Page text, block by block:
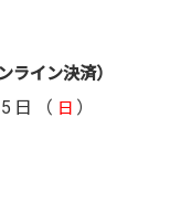
イン決済）
日（ 日 ）